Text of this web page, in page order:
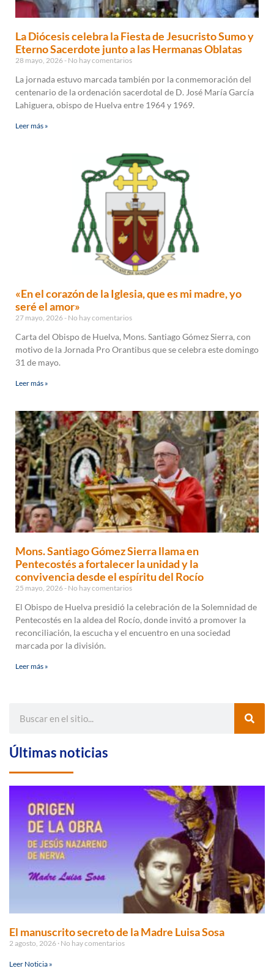
La Diócesis celebra la Fiesta de Jesucristo Sumo y
Eterno Sacerdote junto a las Hermanas Oblatas
28 mayo, 2026 No hay comentarios
La jornada estuvo marcada también por la conmemoración del
centenario de la ordenación sacerdotal de D. José María García
Lahiguera, obispo de Huelva entre 1964 y 1969.
Leer más »
«En el corazón de la Iglesia, que es mi madre, yo
seré el amor»
27 mayo, 2026 No hay comentarios
Carta del Obispo de Huelva, Mons. Santiago Gómez Sierra, con
motivo de la Jornada Pro Orantibus que se celebra este domingo
31 de mayo.
Leer más »
Mons. Santiago Gómez Sierra llama en
Pentecostés a fortalecer la unidad y la
convivencia desde el espíritu del Rocío
25 mayo, 2026 No hay comentarios
El Obispo de Huelva presidió la celebración de la Solemnidad de
Pentecostés en la aldea del Rocío, donde invitó a promover la
reconciliación, la escucha y el encuentro en una sociedad
marcada por la división.
Leer más »
Últimas noticias
El manuscrito secreto de la Madre Luisa Sosa
2 agosto, 2026 No hay comentarios
Leer Noticia »